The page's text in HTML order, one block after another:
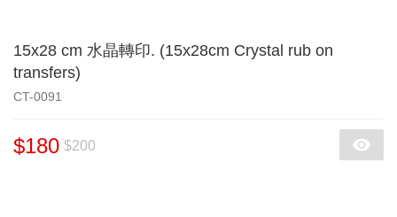
15x28 cm 水晶轉印. (15x28cm Crystal rub on
transfers)
CT-0091
$180 $200